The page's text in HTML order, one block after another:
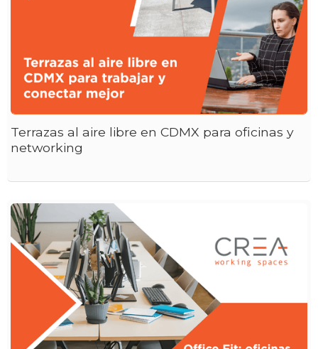
Terrazas al aire libre en CDMX para oficinas y
networking